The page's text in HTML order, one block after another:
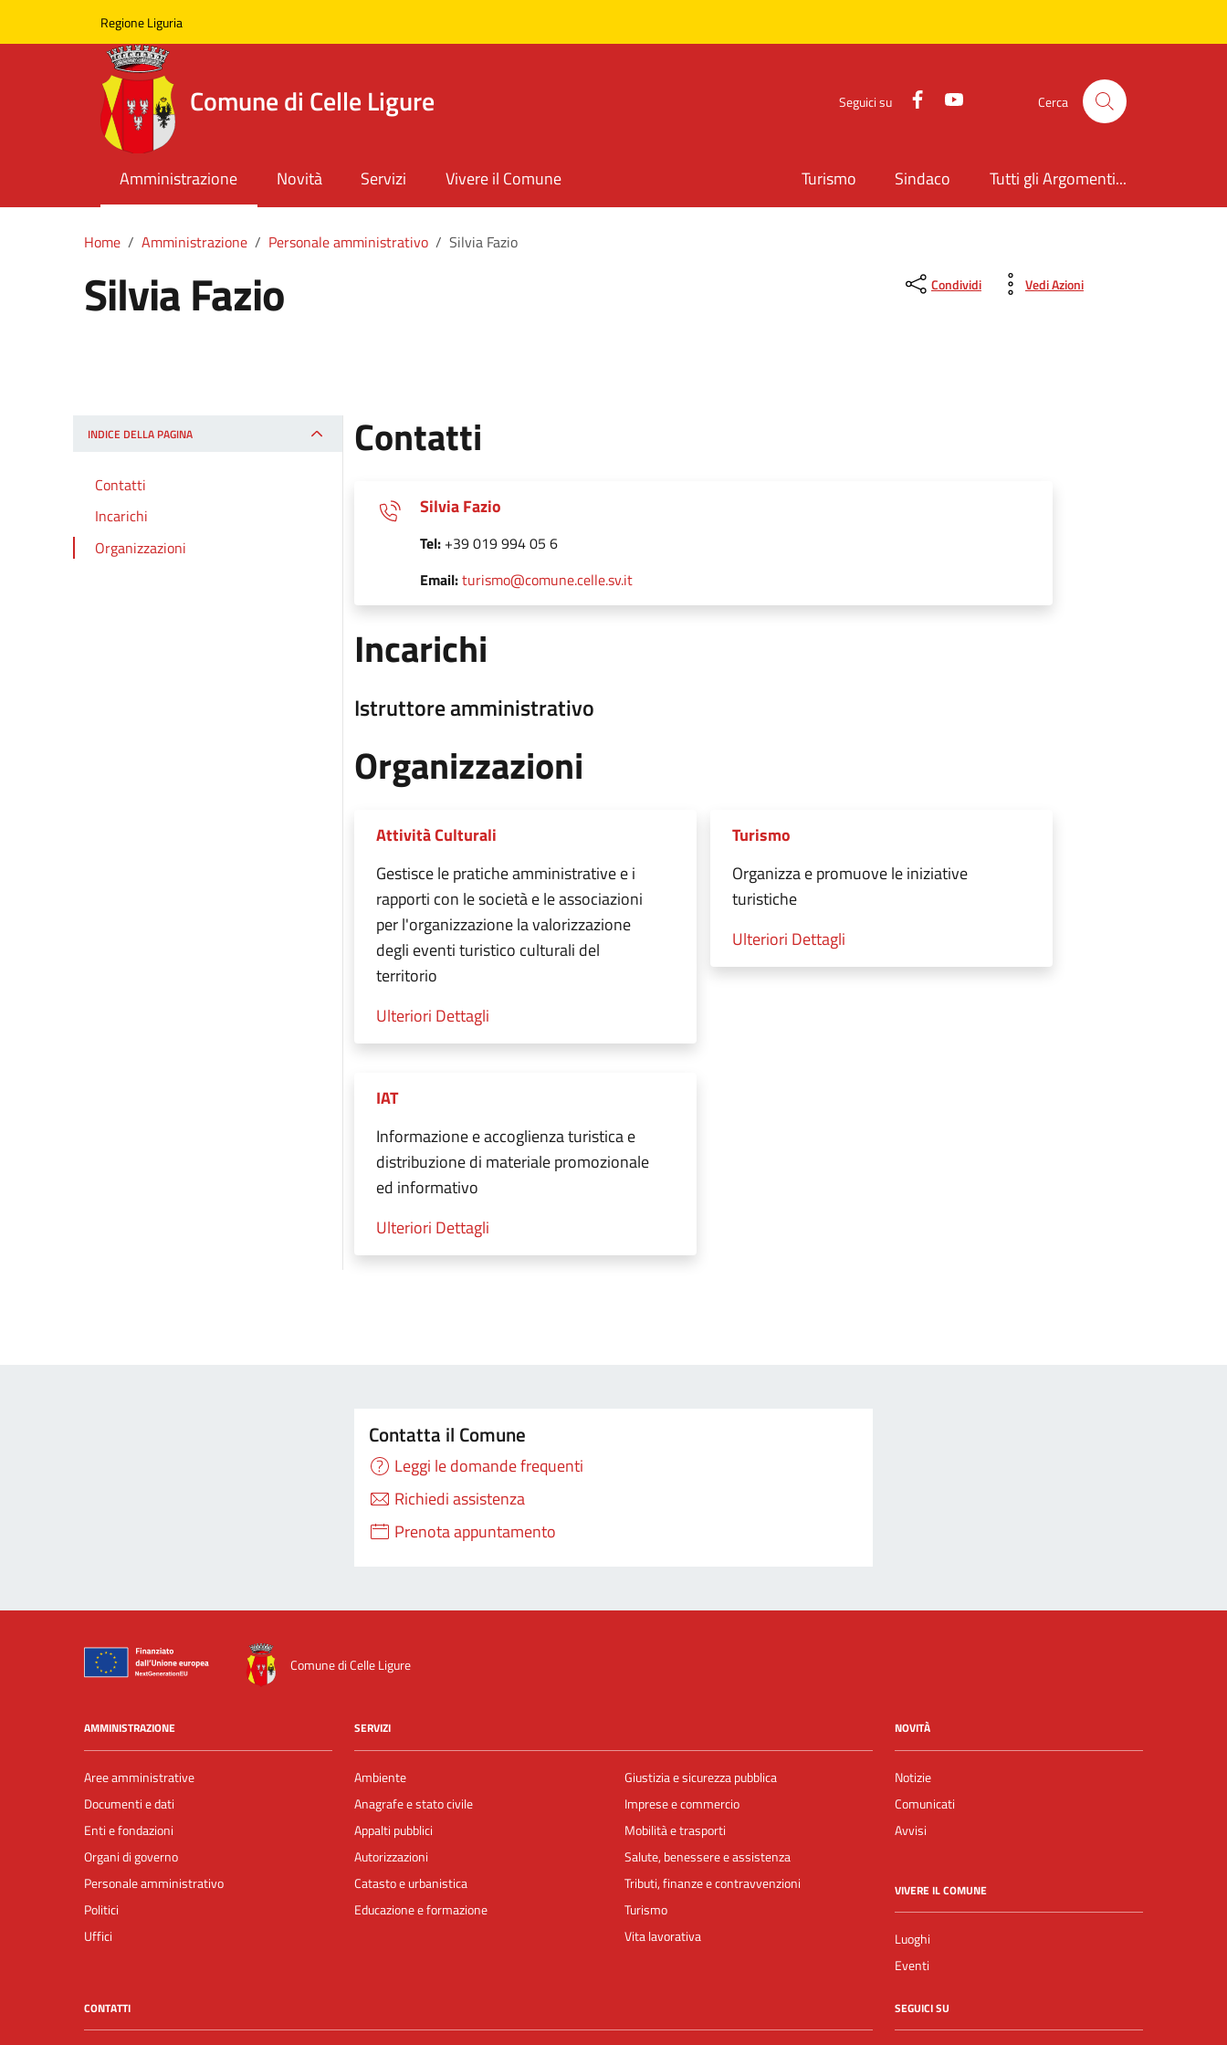
Regione Liguria
Comune di Celle Ligure Seguici su Facebook Cerca
Amministrazione Novità Servizi Vivere il Comune Turismo Sindaco Tutti gli Argomenti...
Home Amministrazione Personale amministrativo Silvia Fazio
Silvia Fazio Condividi Vedi Azioni
INDICE DELLA PAGINA
Contatti
Incarichi
Organizzazioni
Contatti
Silvia Fazio
Tel: +39 019 994 05 6
Email:turismo@comune.celle.sv.it
Incarichi
Istruttore amministrativo
Organizzazioni
Attività Culturali
Gestisce le pratiche amministrative e i
rapporti con le società e le associazioni
per l'organizzazione la valorizzazione
degli eventi turistico culturali del
territorio
Ulteriori Dettagli
Turismo
Organizza e promuove le iniziative
turistiche
Ulteriori Dettagli
IAT
Informazione e accoglienza turistica e
distribuzione di materiale promozionale
ed informativo
Ulteriori Dettagli
Contatta il Comune
Leggi le domande frequenti
Richiedi assistenza
Prenota appuntamento
Comune di Celle Ligure
AMMINISTRAZIONE
Aree amministrative
Documenti e dati
Enti e fondazioni
Organi di governo
Personale amministrativo
Politici
Uffici
SERVIZI
Ambiente
Anagrafe e stato civile
Appalti pubblici
Autorizzazioni
Catasto e urbanistica
Educazione e formazione
Giustizia e sicurezza pubblica
Imprese e commercio
Mobilità e trasporti
Salute, benessere e assistenza
Tributi, finanze e contravvenzioni
Turismo
Vita lavorativa
NOVITÀ
Notizie
Comunicati
Avvisi
VIVERE IL COMUNE
Luoghi
Eventi
CONTATTI SEGUICI SU